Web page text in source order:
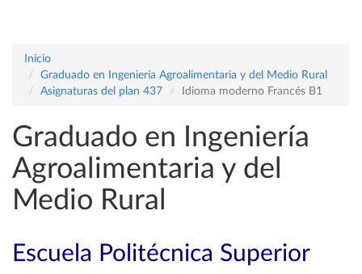
Inicio
Graduado en Ingeniería Agroalimentaria y del Medio Rural
Asignaturas del plan 437
Idioma moderno Francés B1
Graduado en Ingeniería
Agroalimentaria y del
Medio Rural
Escuela Politécnica Superior